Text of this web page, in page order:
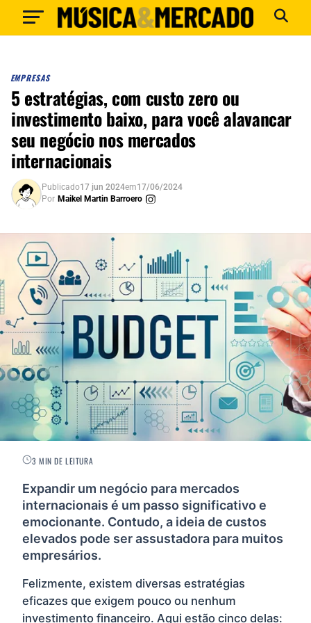
EMPRESAS
5 estratégias, com custo zero ou
investimento baixo, para você alavancar
seu negócio nos mercados
internacionais
Publicado17 jun 2024em17/06/2024
Por Maikel Martin Barroero
3 MIN DE LEITURA
Expandir um negócio para mercados
internacionais é um passo significativo e
emocionante. Contudo, a ideia de custos
elevados pode ser assustadora para muitos
empresários.
Felizmente, existem diversas estratégias
eficazes que exigem pouco ou nenhum
investimento financeiro. Aqui estão cinco delas: